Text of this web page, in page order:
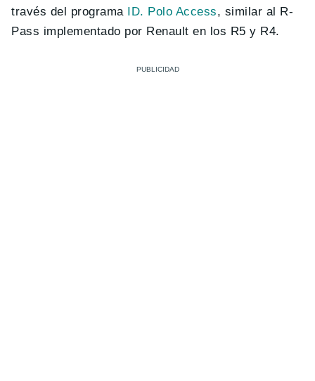
través del programa
ID. Polo Access, similar al R-
Pass implementado por Renault en los R5 y R4.